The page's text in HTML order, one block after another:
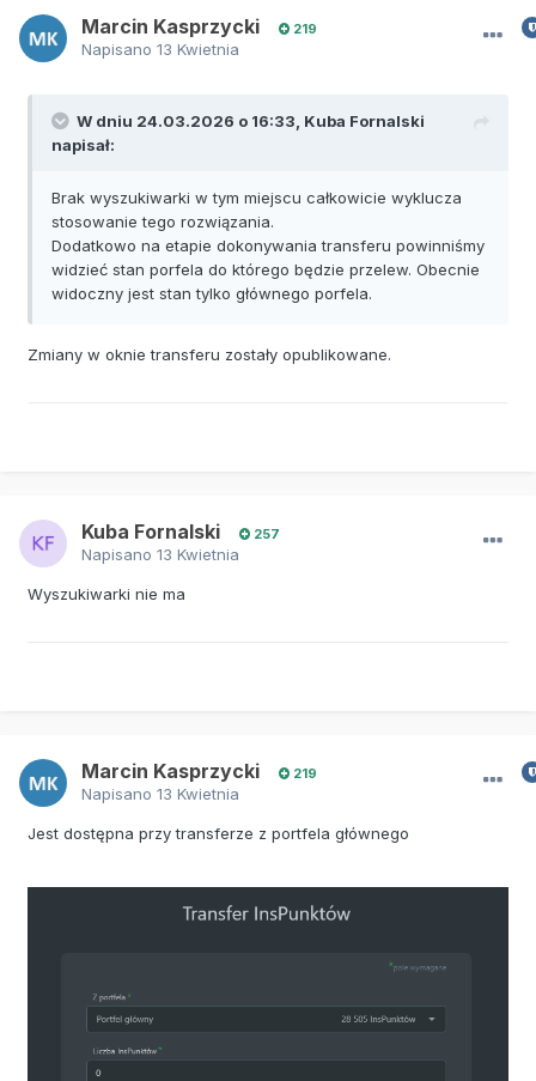
Marcin Kasprzycki 219
Napisano 13 Kwietnia
W dniu 24.03.2026 o 16:33, Kuba Fornalski
napisał:
Brak wyszukiwarki w tym miejscu całkowicie wyklucza
stosowanie tego rozwiązania.
Dodatkowo na etapie dokonywania transferu powinniśmy
widzieć stan porfela do którego będzie przelew. Obecnie
widoczny jest stan tylko głównego porfela.
Zmiany w oknie transferu zostały opublikowane.
Kuba Fornalski 257
Napisano 13 Kwietnia
Wyszukiwarki nie ma
Marcin Kasprzycki 219
Napisano 13 Kwietnia
Jest dostępna przy transferze z portfela głównego